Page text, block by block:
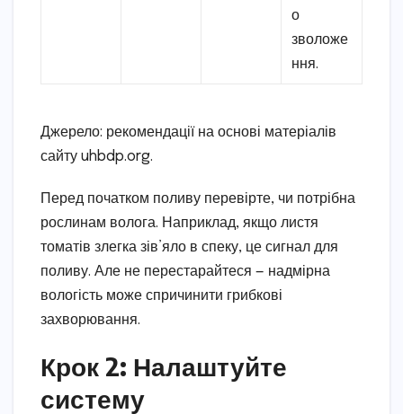
о
зволоже
ння.
Джерело: рекомендації на основі матеріалів
сайту uhbdp.org.
Перед початком поливу перевірте, чи потрібна
рослинам волога. Наприклад, якщо листя
томатів злегка зів’яло в спеку, це сигнал для
поливу. Але не перестарайтеся — надмірна
вологість може спричинити грибкові
захворювання.
Крок 2: Налаштуйте
систему